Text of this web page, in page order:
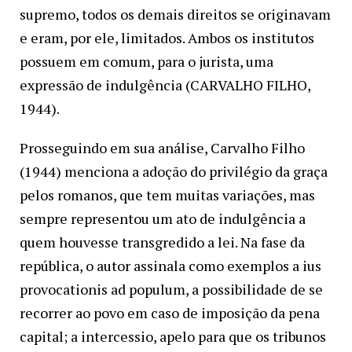
supremo, todos os demais direitos se originavam
e eram, por ele, limitados. Ambos os institutos
possuem em comum, para o jurista, uma
expressão de indulgência (CARVALHO FILHO,
1944).
Prosseguindo em sua análise, Carvalho Filho
(1944) menciona a adoção do privilégio da graça
pelos romanos, que tem muitas variações, mas
sempre representou um ato de indulgência a
quem houvesse transgredido a lei. Na fase da
república, o autor assinala como exemplos a ius
provocationis ad populum, a possibilidade de se
recorrer ao povo em caso de imposição da pena
capital; a intercessio, apelo para que os tribunos